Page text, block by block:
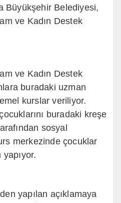
Büyükşehir Belediyesi,
ve Kadın Destek
ve Kadın Destek
buradaki uzman
kurslar veriliyor.
buradaki kreşe
sosyal
merkezinde çocuklar
yapılan açıklamaya